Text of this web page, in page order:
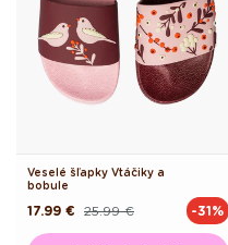
Veselé šľapky Vtáčiky a
bobule
Pôvodná25.99 €
Akciová
17.99 € -31%